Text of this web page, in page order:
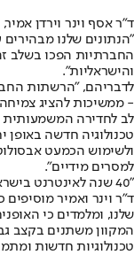
ד"ר אסף וינר וירדן
"הנתונים שלנו
החברתיות הפכו בשלב
והישראליות".
לדבריהם, "הרשתות
- ממשיכות להציג
לב לחדירה המשמעותית
טכנולוגיה חדשה באופן
ולשימוש הכמעט
למסרים מידיים".
"40 שנה לאינטרנט בישראל". אילוסטרציה,צילום: No more copyright
ד"ר וינר ואמיר
שלנו, ומלמדים כי
המקוון משתנים בקצב
טכנולוגיות חדשות